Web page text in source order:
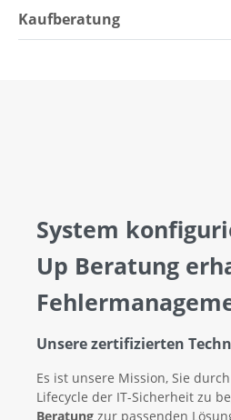
Kaufberatung
System
Up Beratung
Unsere zertifizierten
Es ist unsere Mission, Sie
Lifecycle der IT-Sicherheit zu
Beratung zur passenden